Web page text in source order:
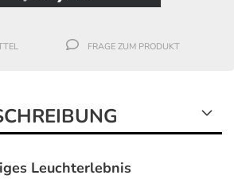
FRAGE ZUM PRODUKT
Leuchterlebnis